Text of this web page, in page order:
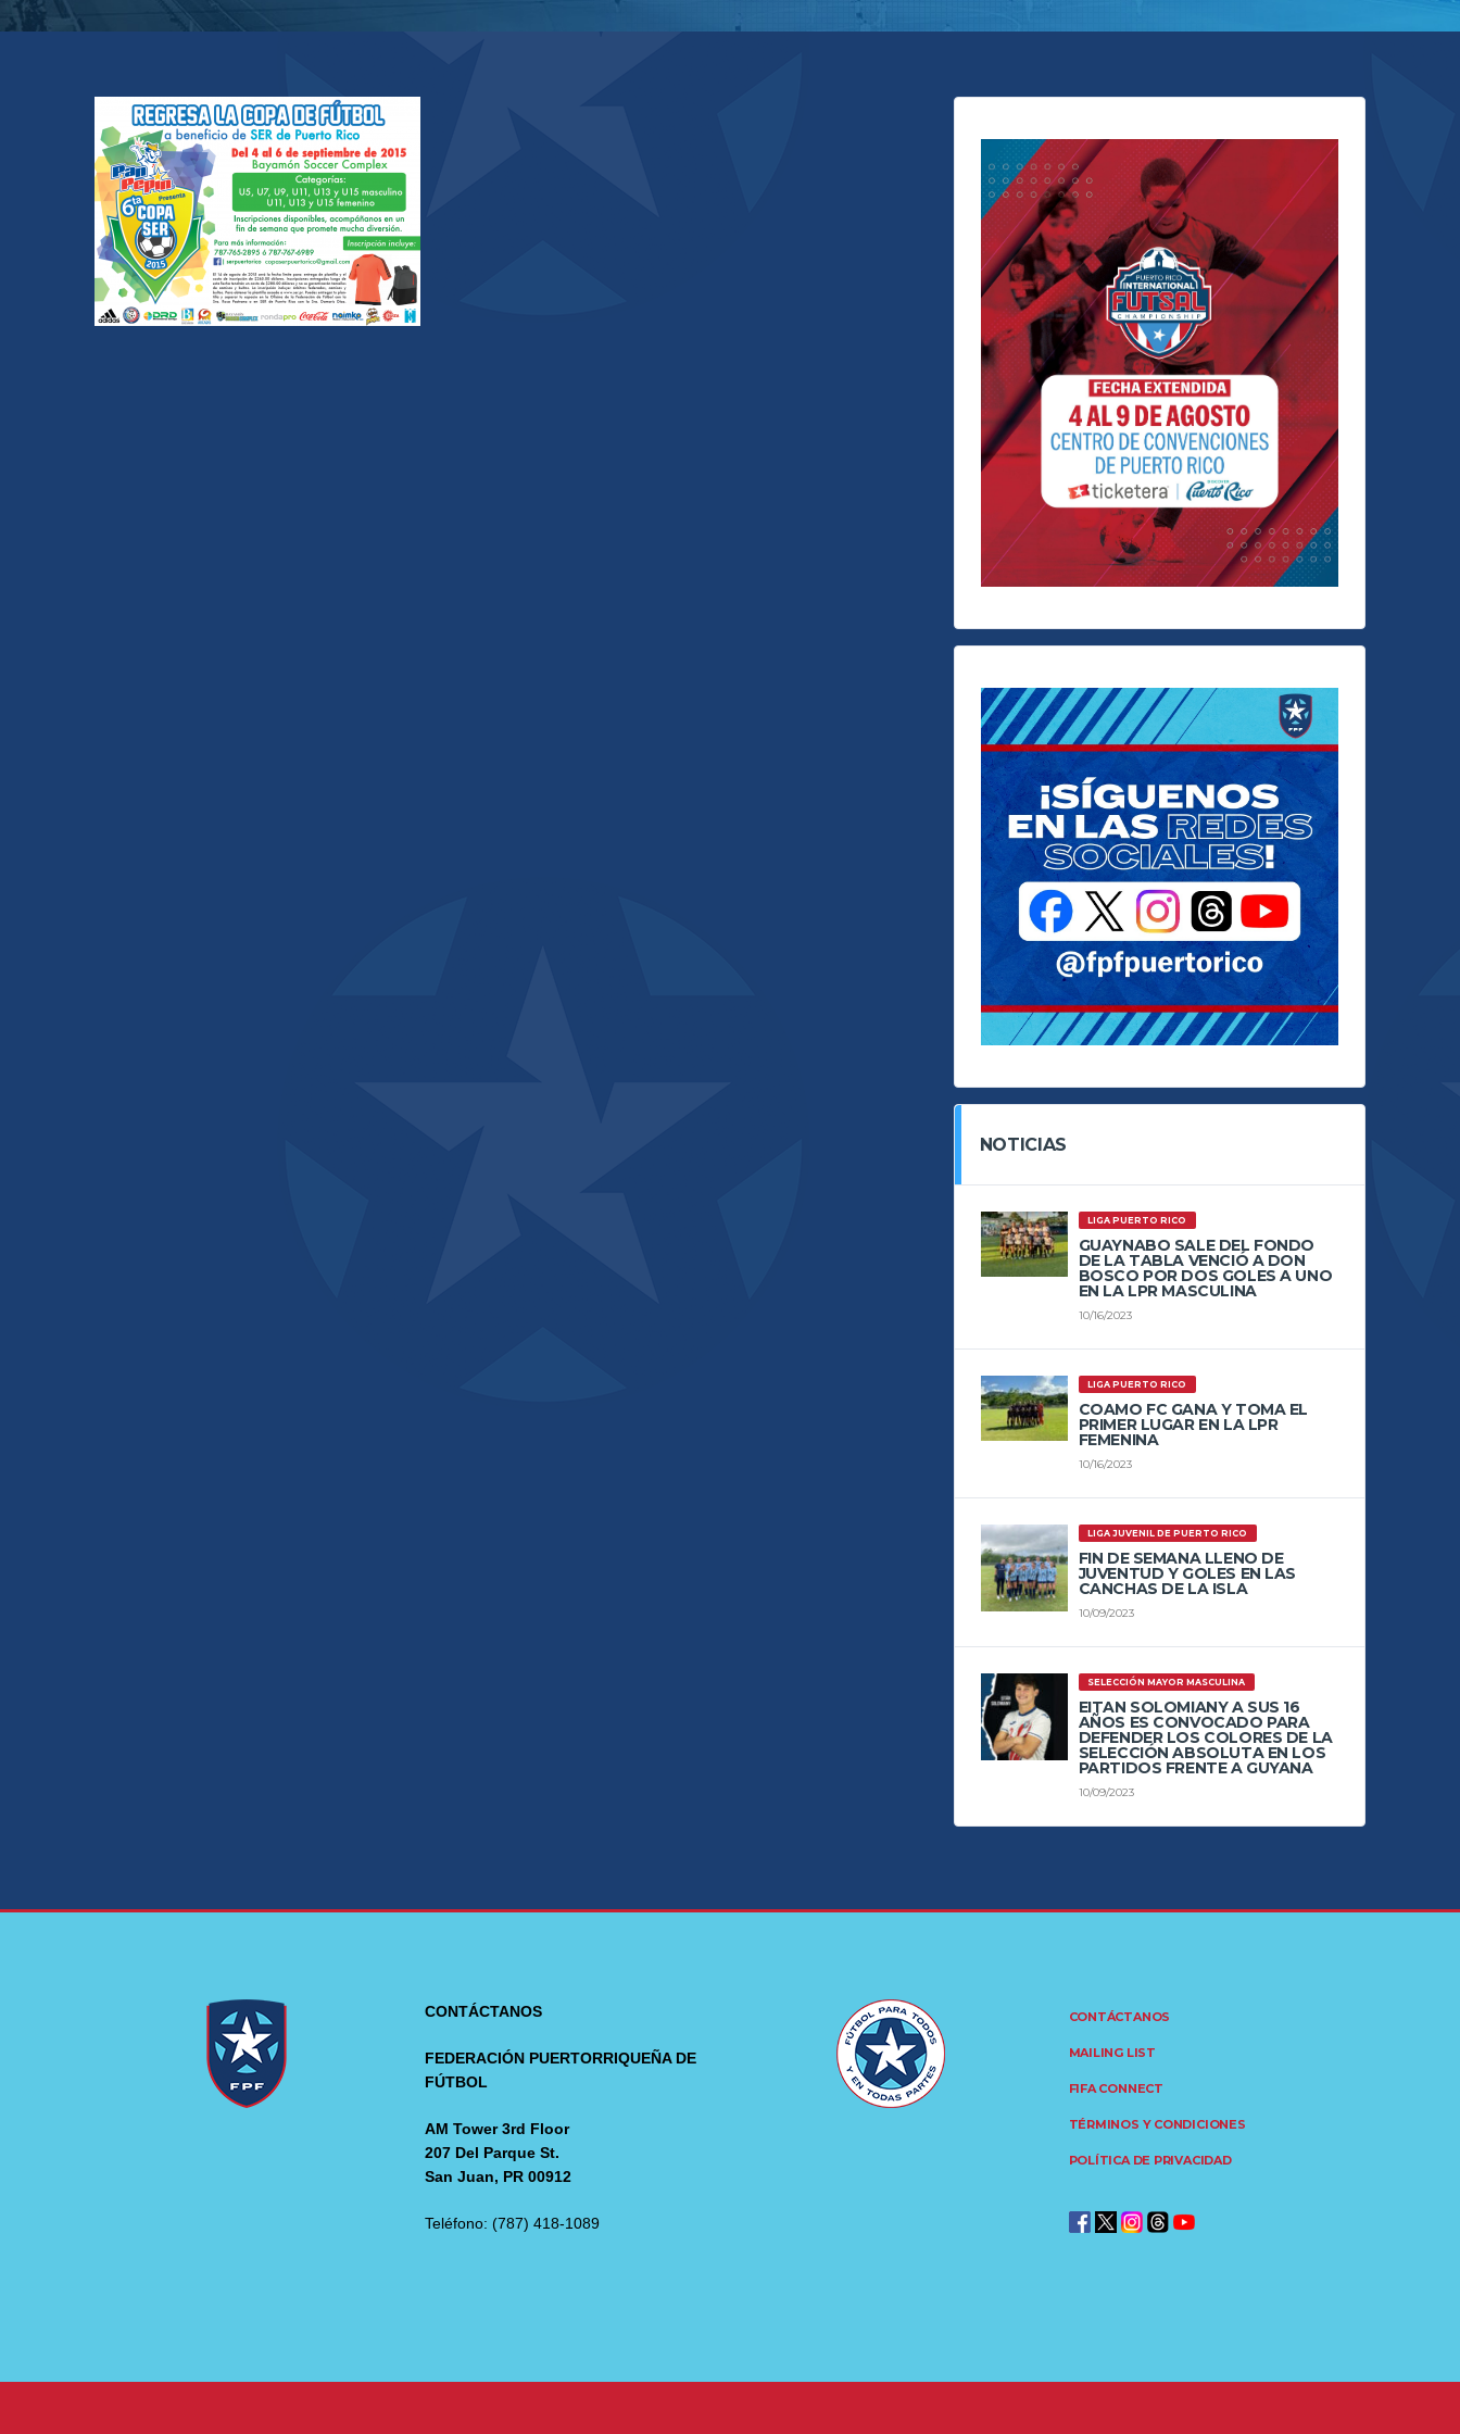
NOTICIAS
LIGA PUERTO RICO
GUAYNABO SALE DEL FONDO
DE LA TABLA VENCIÓ A DON
BOSCO POR DOS GOLES A UNO
EN LA LPR MASCULINA
10/16/2023
LIGA PUERTO RICO
COAMO FC GANA Y TOMA EL
PRIMER LUGAR EN LA LPR
FEMENINA
10/16/2023
LIGA JUVENIL DE PUERTO RICO
FIN DE SEMANA LLENO DE
JUVENTUD Y GOLES EN LAS
CANCHAS DE LA ISLA
10/09/2023
SELECCIÓN MAYOR MASCULINA
EITAN SOLOMIANY A SUS 16
AÑOS ES CONVOCADO PARA
DEFENDER LOS COLORES DE LA
SELECCIÓN ABSOLUTA EN LOS
PARTIDOS FRENTE A GUYANA
10/09/2023
CONTÁCTANOS
FEDERACIÓN PUERTORRIQUEÑA DE
FÚTBOL
AM Tower 3rd Floor
207 Del Parque St.
San Juan, PR 00912
Teléfono: (787) 418-1089
CONTÁCTANOS
MAILING LIST
FIFA CONNECT
TÉRMINOS Y CONDICIONES
POLÍTICA DE PRIVACIDAD